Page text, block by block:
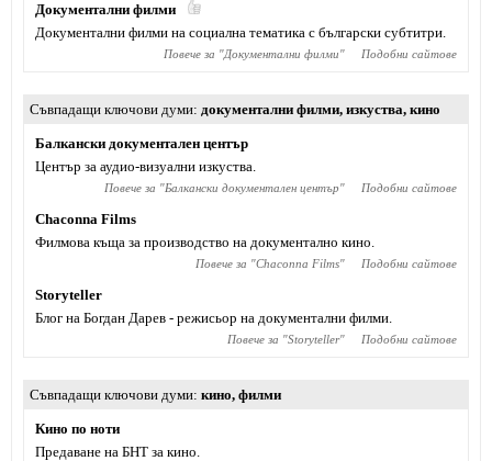
Документални филми
Документални филми на социална тематика с български субтитри.
Повече за "Документални филми" Подобни сайтове
Съвпадащи ключови думи документални филми, изкуства, кино
Балкански документален център
Център за аудио-визуални изкуства.
Повече за "Балкански документален център" Подобни сайтове
Chaconna Films
Филмова къща за производство на документално кино.
Повече за "Chaconna Films" Подобни сайтове
Storyteller
Блог на Богдан Дарев - режисьор на документални филми.
Повече за "Storyteller" Подобни сайтове
Съвпадащи ключови думи кино, филми
Кино по ноти
Предаване на БНТ за кино.